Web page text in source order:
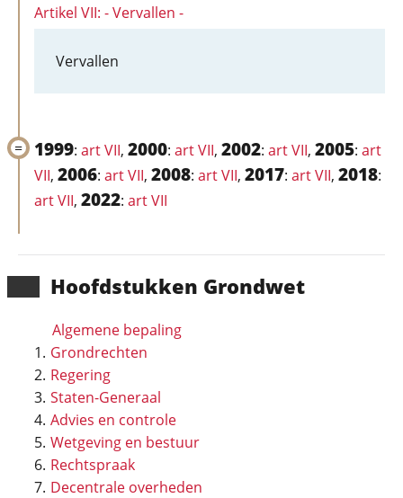
Hoofd­stukken Grondwet
Algemene bepaling
Grondrechten
Regering
Staten-Generaal
Advies en controle
Wetgeving en bestuur
Rechtspraak
Decentrale overheden
Artikel VII: - Vervallen -
Vervallen
1999: art VII, 2000: art VII, 2002: art VII, 2005: art
VII, 2006: art VII, 2008: art VII, 2017: art VII, 2018:
art VII, 2022: art VII